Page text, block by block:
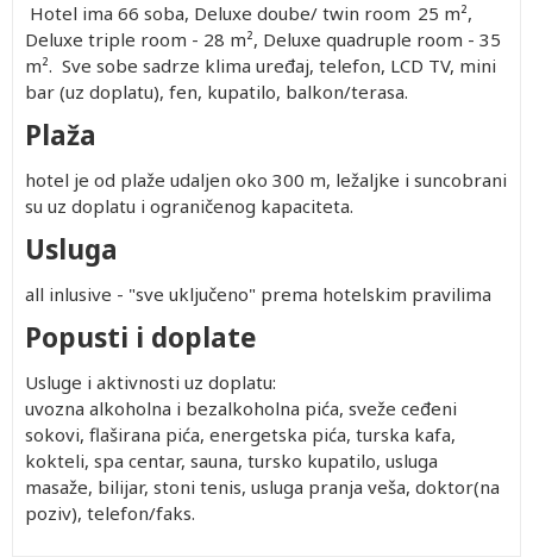
Hotel ima 66 soba, Deluxe doube/ twin room 25 m²,
Deluxe triple room - 28 m², Deluxe quadruple room - 35
m². Sve sobe sadrze klima uređaj, telefon, LCD TV, mini
bar (uz doplatu), fen, kupatilo, balkon/terasa.
Plaža
hotel je od plaže udaljen oko 300 m, ležaljke i suncobrani
su uz doplatu i ograničenog kapaciteta.
Usluga
all inlusive - "sve uključeno" prema hotelskim pravilima
Popusti i doplate
Usluge i aktivnosti uz doplatu:
uvozna alkoholna i bezalkoholna pića, sveže ceđeni
sokovi, flaširana pića, energetska pića, turska kafa,
kokteli, spa centar, sauna, tursko kupatilo, usluga
masaže, bilijar, stoni tenis, usluga pranja veša, doktor(na
poziv), telefon/faks.